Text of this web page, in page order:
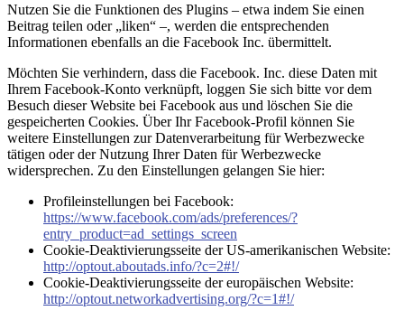
Nutzen Sie die Funktionen des Plugins – etwa indem Sie einen
Beitrag teilen oder „liken“ –, werden die entsprechenden
Informationen ebenfalls an die Facebook Inc. übermittelt.
Möchten Sie verhindern, dass die Facebook. Inc. diese Daten mit
Ihrem Facebook-Konto verknüpft, loggen Sie sich bitte vor dem
Besuch dieser Website bei Facebook aus und löschen Sie die
gespeicherten Cookies. Über Ihr Facebook-Profil können Sie
weitere Einstellungen zur Datenverarbeitung für Werbezwecke
tätigen oder der Nutzung Ihrer Daten für Werbezwecke
widersprechen. Zu den Einstellungen gelangen Sie hier:
Profileinstellungen bei Facebook:
https://www.facebook.com/ads/preferences/?
entry_product=ad_settings_screen
Cookie-Deaktivierungsseite der US-amerikanischen Website:
http://optout.aboutads.info/?c=2#!/
Cookie-Deaktivierungsseite der europäischen Website:
http://optout.networkadvertising.org/?c=1#!/